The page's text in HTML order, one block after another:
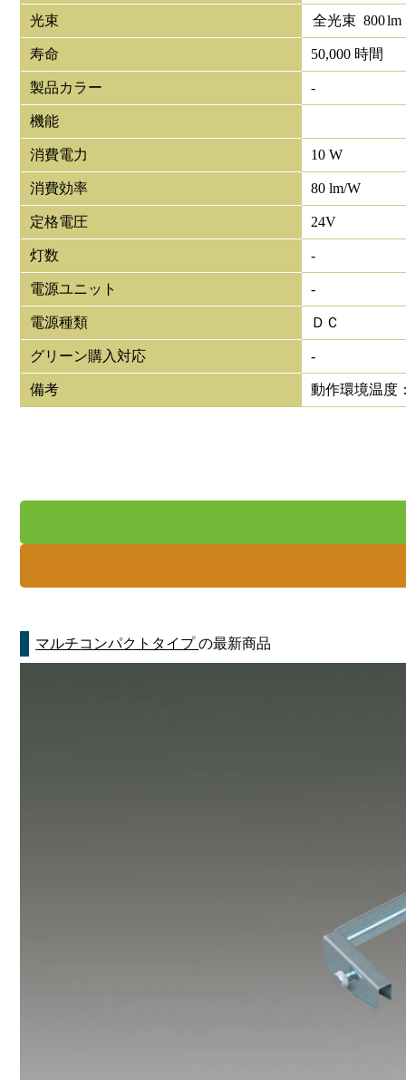
光束 全光束 800lm
寿命 50,000 時間
製品カラー -
機能
消費電力 10 W
消費効率 80 lm/W
定格電圧 24V
灯数 -
電源ユニット -
電源種類 ＤＣ
グリーン購入対応 -
備考 動作環境温度
マルチコンパクトタイプの最新商品